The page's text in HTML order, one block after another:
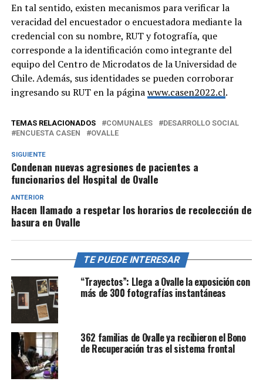
En tal sentido, existen mecanismos para verificar la
veracidad del encuestador o encuestadora mediante la
credencial con su nombre, RUT y fotografía, que
corresponde a la identificación como integrante del
equipo del Centro de Microdatos de la Universidad de
Chile. Además, sus identidades se pueden corroborar
ingresando su RUT en la páginawww.casen2022.cl.
TEMAS RELACIONADOS COMUNALES
DESARROLLO SOCIAL
ENCUESTA CASEN
OVALLE
SIGUIENTE
Condenan nuevas agresiones de pacientes a
funcionarios del Hospital de Ovalle
ANTERIOR
Hacen llamado a respetar los horarios de recolección de
basura en Ovalle
TE PUEDE INTERESAR
“Trayectos”: Llega a Ovalle la exposición con
más de 300 fotografías instantáneas
362 familias de Ovalle ya recibieron el Bono
de Recuperación tras el sistema frontal